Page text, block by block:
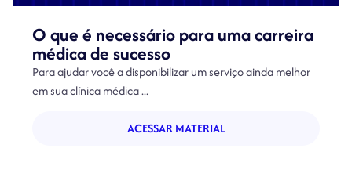
O que é necessário para uma carreira
médica de sucesso
Para ajudar você a disponibilizar um serviço ainda melhor
em sua clínica médica ...
ACESSAR MATERIAL